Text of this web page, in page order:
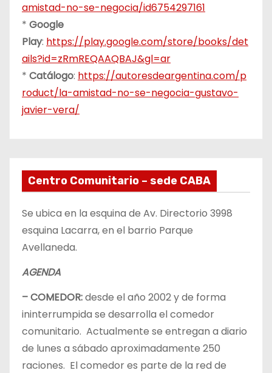
amistad-no-se-negocia/id6754297161
* Google
Play: https://play.google.com/store/books/det
ails?id=zRmREQAAQBAJ&gl=ar
* Catálogo: https://autoresdeargentina.com/p
roduct/la-amistad-no-se-negocia-gustavo-
javier-vera/
Centro Comunitario – sede CABA
Se ubica en la esquina de Av. Directorio 3998
esquina Lacarra, en el barrio Parque
Avellaneda.
AGENDA
– COMEDOR:desde el año 2002 y de forma
ininterrumpida se desarrolla el comedor
comunitario. Actualmente se entregan a diario
de lunes a sábado aproximadamente 250
raciones. El comedor es parte de la red de